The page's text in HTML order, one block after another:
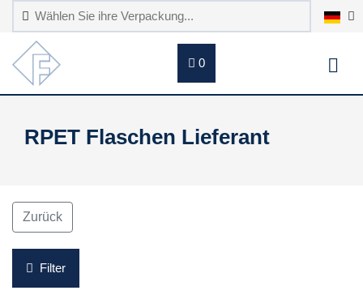
0
RPET Flaschen Lieferant
Zurück
Filter